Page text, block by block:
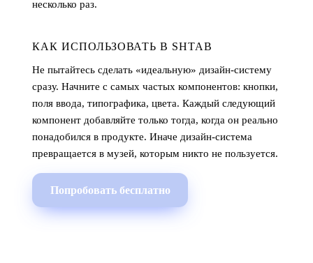
несколько раз.
КАК ИСПОЛЬЗОВАТЬ В SHTAB
Не пытайтесь сделать «идеальную» дизайн-систему
сразу. Начните с самых частых компонентов: кнопки,
поля ввода, типографика, цвета. Каждый следующий
компонент добавляйте только тогда, когда он реально
понадобился в продукте. Иначе дизайн-система
превращается в музей, которым никто не пользуется.
Попробовать бесплатно